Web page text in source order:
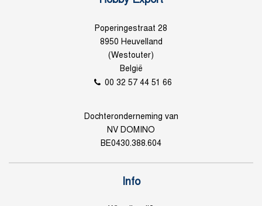
Poperingestraat 28
8950 Heuvelland
(Westouter)
België
00 32 57 44 51 66
Dochteronderneming van
NV DOMINO
BE0430.388.604
Info